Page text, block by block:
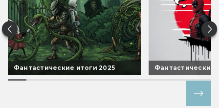
Фантастические итоги 2025 Фантастические